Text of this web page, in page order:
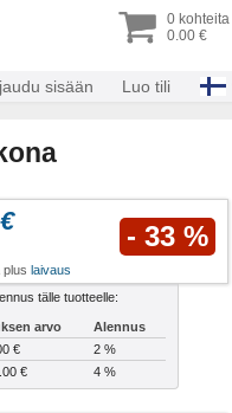
0 kohteita
0.00 €
sisään Luo tili
- 33 %
plus laivaus
tälle tuotteelle:
arvo
Alennus
€
2 %
€
4 %